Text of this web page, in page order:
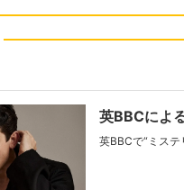
英BBCによ
英BBCで“ミス